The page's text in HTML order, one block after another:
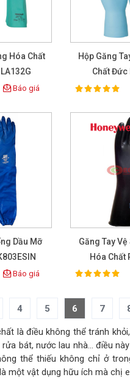
Hóa Chất
Báo giá
Hộp Găng
Chất Đức
Rating:
100%
Dầu Mỡ
Báo giá
Găng Tay
Hóa Chất
Rating:
100%
4 5 6 7
là điều không thể tránh
bát, nước lau nhà… điều
thể thiếu không chỉ ở
một vật dụng hữu ích mà chị